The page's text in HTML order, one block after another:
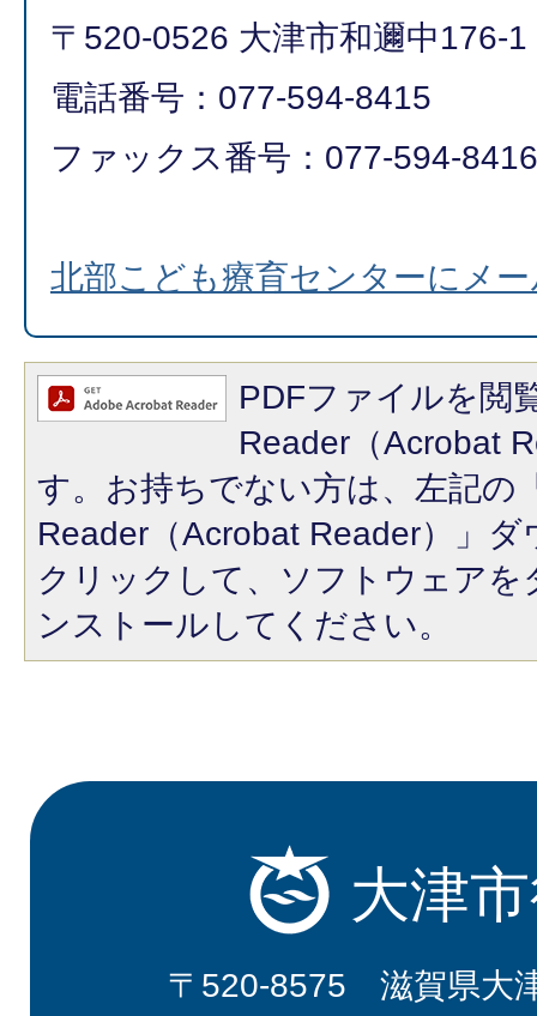
〒520-0526 大津市和邇中176-1
電話番号：077-594-8415
ファックス番号：077-594-8416
北部こども療育センターにメ
PDFファイルを閲
Reader（Acrobat
す。お持ちでない方は、左記の
Reader（Acrobat Reader）」
クリックして、ソフトウェア
ンストールしてください。
大津
〒520-8575 滋賀県大